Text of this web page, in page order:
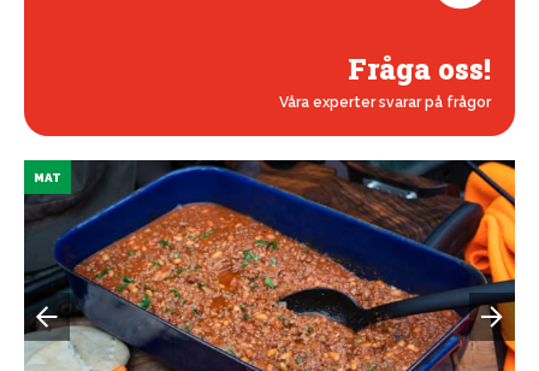
Fråga oss!
Våra experter svarar på frågor
MAT